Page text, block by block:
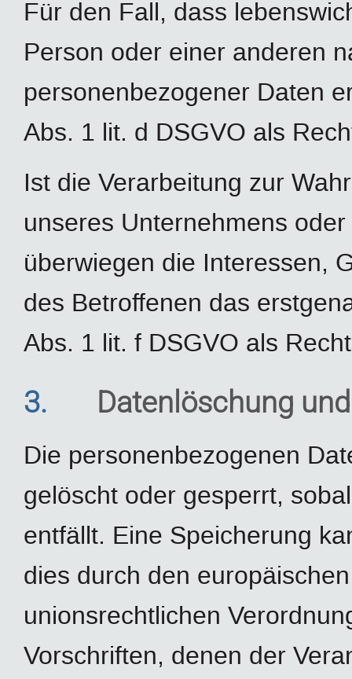
Für den Fall, dass
Person oder einer anderen
personenbezogener Daten
Abs. 1 lit. d DSGVO als
Ist die Verarbeitung zur
unseres Unternehmens
überwiegen die Interessen,
des Betroffenen das
Abs. 1 lit. f DSGVO als
3. Datenlöschung
Die personenbezogenen
gelöscht oder gesperrt,
entfällt. Eine Speicherung
dies durch den
unionsrechtlichen
Vorschriften, denen der